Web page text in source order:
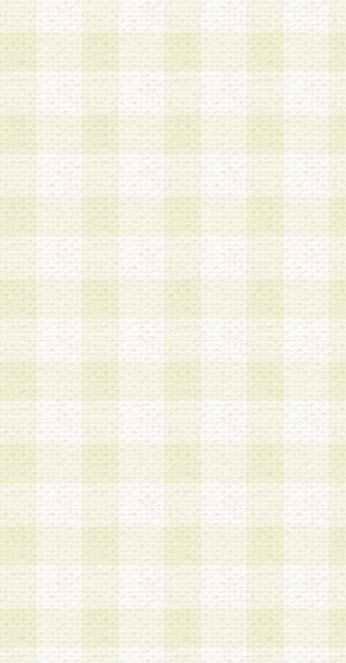
なく、会員個人を識別できる情報
委託業者に対して当社の責任におい
します。な お、当社は、当該委託
これを遵守させるとともに、本規約
て当該情報を使用させるものとし ま
係る謝礼、景品、調査サンプル品
電話、メール等の問い合わせなどへ
ーチ、またはグループ形式による
営
に付随する業務
、電話番号その他の登録情報につ
に当社所定の変更手続きを行うもの
と認めた場合、会員に対して、電
録情報の対象者が会員登録者本人で
であること、アンケートの回答内容
るものとます。
登録後当社が定期的に行う登録情
定の期間内に更新手続きを行うもの
新手続きを行わない場合、その時点
ントは失効されるものとします。